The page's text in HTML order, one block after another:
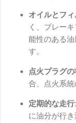
オイルとフ
く、ブレー
能性のある
す。
点火プラグ
合、点火系統
定期的な走行:
に油分が行